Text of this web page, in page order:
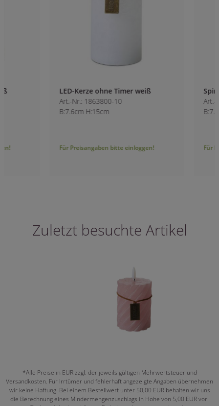
LED-Kerze ohne Timer weiß
Art.-Nr.: 1863800-10
B:7.6cm H:15cm
Für Preisangaben bitte einloggen!
Spiral-LED-
Art.-Nr.: 1863900-
B:7.6cm H:10cm
Für Preisangaben
Zuletzt besuchte Artikel
*Alle Preise in EUR zzgl. der jeweils gültigen Mehrwertsteuer und
Versandkosten. Für Irrtümer und fehlerhaft angezeigte Angaben übernehmen
wir keine Haftung. Bei einem Bestellwert unter 50,00 EUR behalten wir uns
die Berechnung eines Mindermengenzuschlags in Höhe von 5,00 EUR vor.